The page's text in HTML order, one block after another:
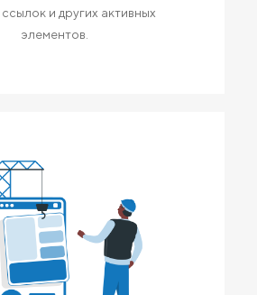
и других активных
элементов.